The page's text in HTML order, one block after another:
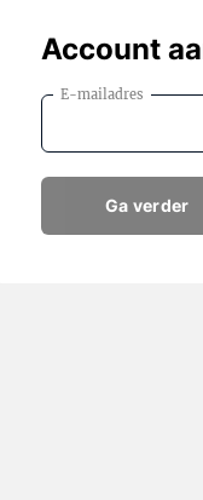
Account
E-mailadres
Ga verder